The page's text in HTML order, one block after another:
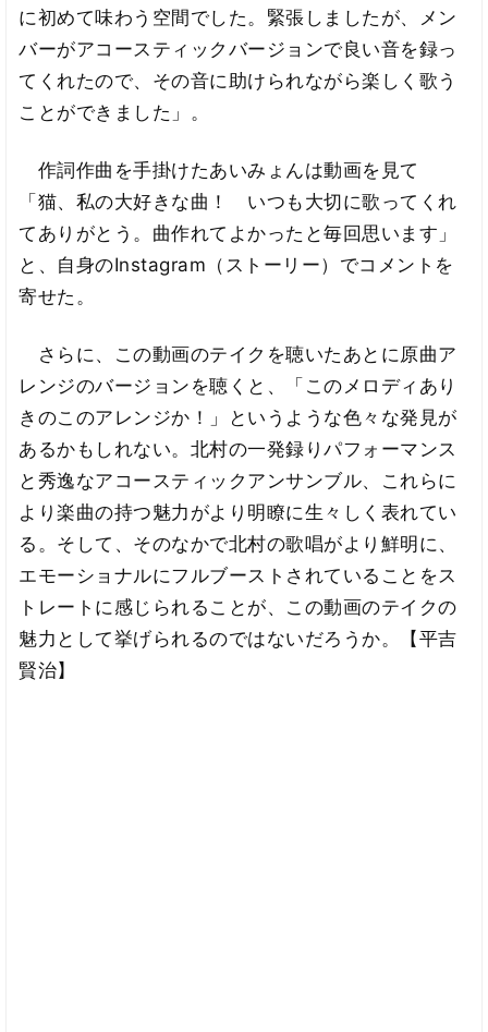
に初めて味わう空間でした。緊張しましたが、メン
バーがアコースティックバージョンで良い音を録っ
てくれたので、その音に助けられながら楽しく歌う
ことができました」。
作詞作曲を手掛けたあいみょんは動画を見て
「猫、私の大好きな曲！ いつも大切に歌ってくれ
てありがとう。曲作れてよかったと毎回思います」
と、自身のInstagram（ストーリー）でコメントを
寄せた。
さらに、この動画のテイクを聴いたあとに原曲ア
レンジのバージョンを聴くと、「このメロディあり
きのこのアレンジか！」というような色々な発見が
あるかもしれない。北村の一発録りパフォーマンス
と秀逸なアコースティックアンサンブル、これらに
より楽曲の持つ魅力がより明瞭に生々しく表れてい
る。そして、そのなかで北村の歌唱がより鮮明に、
エモーショナルにフルブーストされていることをス
トレートに感じられることが、この動画のテイクの
魅力として挙げられるのではないだろうか。【平吉
賢治】